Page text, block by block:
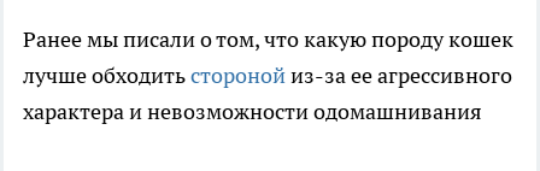
Ранее мы писали о том, что какую породу кошек
лучше обходитьсторонойиз-за ее агрессивного
характера и невозможности одомашнивания